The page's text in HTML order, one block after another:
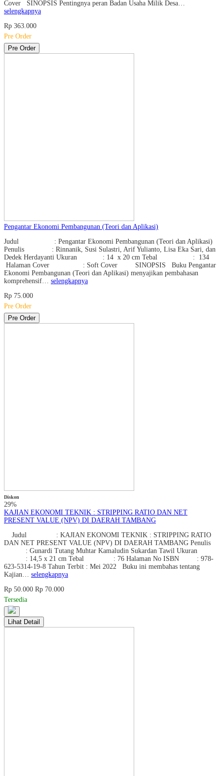
Cover SINOPSIS Pentingnya peran Badan Usaha Milik Desa…
selengkapnya
Rp 363.000
Pre Order
Pre Order
Pengantar Ekonomi Pembangunan (Teori dan Aplikasi)
Judul : Pengantar Ekonomi Pembangunan (Teori dan Aplikasi)
Penulis : Rinnanik, Susi Sulastri, Arif Yulianto, Lisa Eka Sari, dan
Dedek Herdayanti Ukuran : 14 x 20 cm Tebal : 134
Halaman Cover : Soft Cover SINOPSIS Buku Pengantar
Ekonomi Pembangunan (Teori dan Aplikasi) menyajikan pembahasan
komprehensif… selengkapnya
Rp 75.000
Pre Order
Pre Order
Diskon
29%
KAJIAN EKONOMI TEKNIK : STRIPPING RATIO DAN NET
PRESENT VALUE (NPV) DI DAERAH TAMBANG
Judul : KAJIAN EKONOMI TEKNIK : STRIPPING RATIO
DAN NET PRESENT VALUE (NPV) DI DAERAH TAMBANG Penulis
: Gunardi Tutang Muhtar Kamaludin Sukardan Tawil Ukuran
: 14,5 x 21 cm Tebal : 76 Halaman No ISBN : 978-
623-5314-19-8 Tahun Terbit : Mei 2022 Buku ini membahas tentang
Kajian… selengkapnya
Rp 50.000 Rp 70.000
Tersedia
Lihat Detail